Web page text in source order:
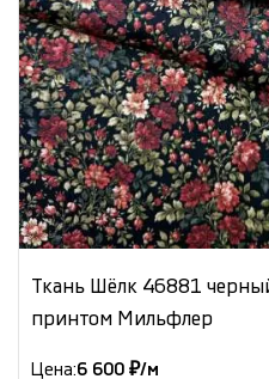
Ткань Шёлк 46881
принтом Мильфлер
Цена:6 600 ₽/м